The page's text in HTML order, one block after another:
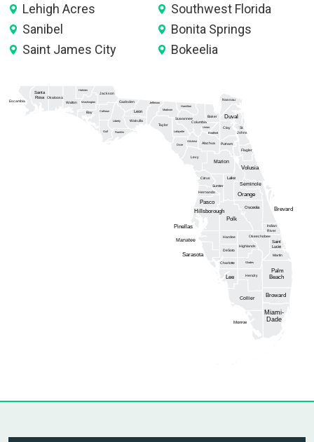
Lehigh Acres
Southwest Florida
Sanibel
Bonita Springs
Saint James City
Bokeelia
Alachua
Baker
Bay
Bradford
Brevard
Broward
Calhoun
Charlotte
Citrus
Clay
Collier
Columbia
DeSoto
Dixie
Duval
Escambia
Flagler
Franklin
Gadsden
Gilchrist
Glades
Gulf
Hamilton
Hardee
Hendry
Hernando
Highlands
Hillsborough
Holmes
Indian
River
Jackson
Jefferson
Lafayette
Lake
Lee
Leon
Levy
Liberty
Madison
Manatee
Marion
Martin
Miami-
Dade
Monroe
Nassau
Okaloosa
Okeechobee
Orange
Osceola
Palm
Beach
Pasco
Pinellas
Polk
Putnam
St.
Johns
Saint
Lucie
Santa
Rosa
Sarasota
Seminole
Sumter
Suwannee
Taylor
Union
Volusia
Wakulla
Walton Washington